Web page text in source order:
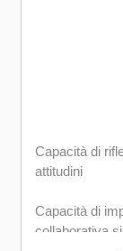
Capacità di
attitudini
Capacità di
collaborativa